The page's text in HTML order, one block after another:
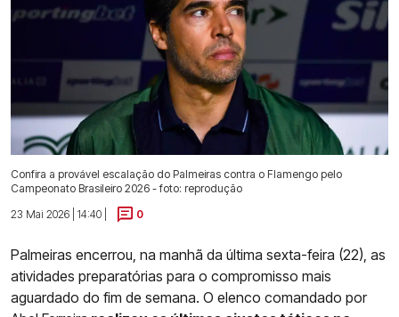
Confira a provável escalação do Palmeiras contra o Flamengo pelo
Campeonato Brasileiro 2026 - foto: reprodução
23 Mai 2026 | 14:40 |
0
Palmeiras encerrou, na manhã da última sexta-feira (22), as
atividades preparatórias para o compromisso mais
aguardado do fim de semana. O elenco comandado por